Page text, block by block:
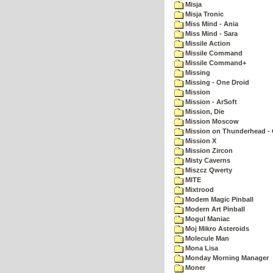
Misja
Misja Tronic
Miss Mind - Ania
Miss Mind - Sara
Missile Action
Missile Command
Missile Command+
Missing
Missing - One Droid
Mission
Mission - ArSoft
Mission, Die
Mission Moscow
Mission on Thunderhead -
Mission X
Mission Zircon
Misty Caverns
Miszcz Qwerty
MITE
Mixtrood
Modem Magic Pinball
Modern Art Pinball
Mogul Maniac
Moj Mikro Asteroids
Molecule Man
Mona Lisa
Monday Morning Manager
Moner